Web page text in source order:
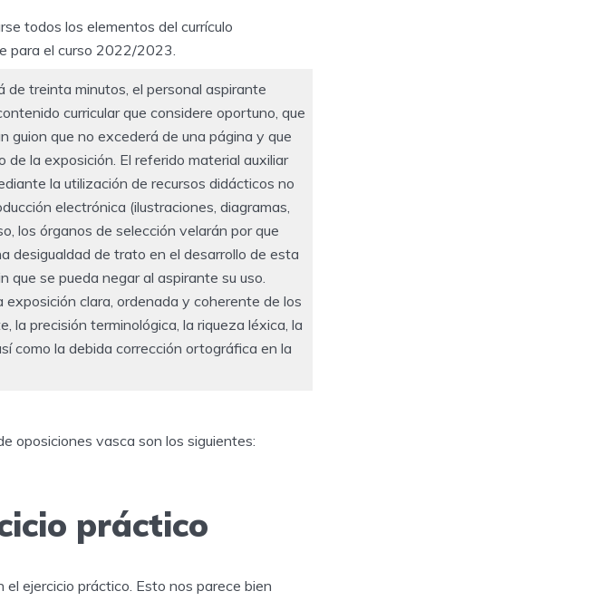
todos los elementos del currículo
para el curso 2022/2023.
de treinta minutos, el personal aspirante
curricular que considere oportuno, que
guion que no excederá de una página y que
la exposición. El referido material auxiliar
la utilización de recursos didácticos no
electrónica (ilustraciones, diagramas,
los órganos de selección velarán por que
desigualdad de trato en el desarrollo de esta
que se pueda negar al aspirante su uso.
exposición clara, ordenada y coherente de los
la precisión terminológica, la riqueza léxica, la
como la debida corrección ortográfica en la
oposiciones vasca son los siguientes:
práctico
ejercicio práctico. Esto nos parece bien